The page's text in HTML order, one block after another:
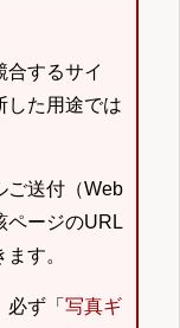
するサイ
した用途では
ご送付（Web
ページのURL
す。
ず「 写真ギ